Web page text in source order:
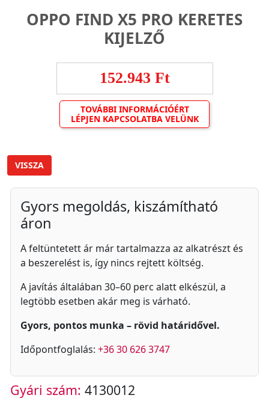
OPPO FIND X5 PRO KERETES
KIJELZŐ
152.943 Ft
TOVÁBBI INFORMÁCIÓÉRT
LÉPJEN KAPCSOLATBA VELÜNK
VISSZA
Gyors megoldás, kiszámítható
áron
A feltüntetett ár már tartalmazza az alkatrészt és
a beszerelést is, így nincs rejtett költség.
A javítás általában 30–60 perc alatt elkészül, a
legtöbb esetben akár meg is várható.
Gyors, pontos munka – rövid határidővel.
Időpontfoglalás: +36 30 626 3747
Gyári szám: 4130012